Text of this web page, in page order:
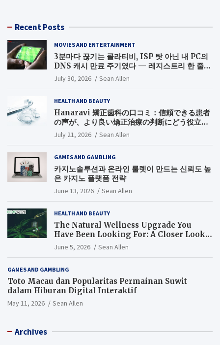
Recent Posts
MOVIES AND ENTERTAINMENT
3분마다 끊기는 콜라티비, ISP 탓 아닌 내 PC의
DNS 캐시 만료 주기였다 — 레지스트리 한 줄로
끝낸 무료 스포츠중계 끊김 해결기
July 30, 2026 Sean Allen
HEALTH AND BEAUTY
Hanaravi 矯正歯科の口コミ：信頼できる患者
の声が、より良い矯正治療の判断にどう役立つ
のか
July 21, 2026 Sean Allen
GAMES AND GAMBLING
카지노솔루션과 온라인 룰렛이 만드는 신뢰도 높
은 카지노 플랫폼 전략
June 13, 2026 Sean Allen
HEALTH AND BEAUTY
The Natural Wellness Upgrade You
Have Been Looking For: A Closer Look
at CBD Oil
June 5, 2026 Sean Allen
GAMES AND GAMBLING
Toto Macau dan Popularitas Permainan Suwit
dalam Hiburan Digital Interaktif
May 11, 2026 Sean Allen
Archives